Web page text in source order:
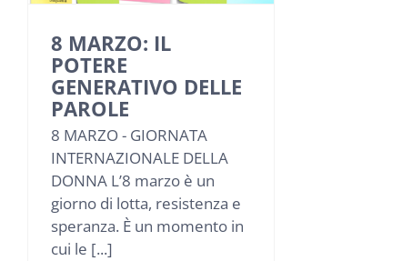
8 MARZO: IL
POTERE
GENERATIVO DELLE
PAROLE
8 MARZO - GIORNATA
INTERNAZIONALE DELLA
DONNA L’8 marzo è un
giorno di lotta, resistenza e
speranza. È un momento in
cui le [...]